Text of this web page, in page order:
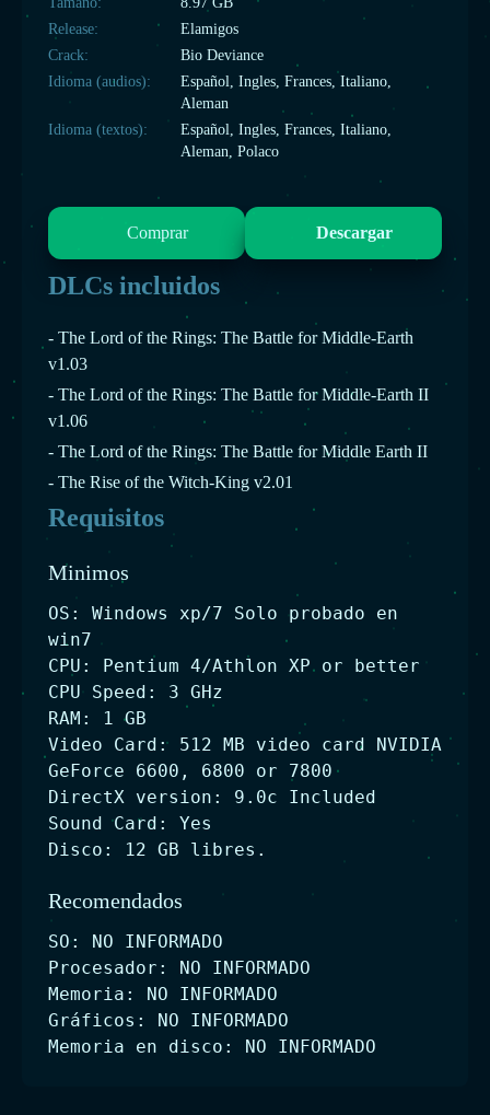
Release:
Elamigos
Crack:
Bio Deviance
Idioma (audios):
Español, Ingles, Frances, Italiano,
Aleman
Idioma (textos):
Español, Ingles, Frances, Italiano,
Aleman, Polaco
Comprar Descargar
DLCs incluidos
- The Lord of the Rings: The Battle for Middle-Earth
v1.03
- The Lord of the Rings: The Battle for Middle-Earth II
v1.06
- The Lord of the Rings: The Battle for Middle Earth II
- The Rise of the Witch-King v2.01
Requisitos
Minimos
OS: Windows xp/7 Solo probado en
win7
CPU: Pentium 4/Athlon XP or better
CPU Speed: 3 GHz
RAM: 1 GB
Video Card: 512 MB video card NVIDIA
GeForce 6600, 6800 or 7800
DirectX version: 9.0c Included
Sound Card: Yes
Disco: 12 GB libres.
Recomendados
SO: NO INFORMADO
Procesador: NO INFORMADO
Memoria: NO INFORMADO
Gráficos: NO INFORMADO
Memoria en disco: NO INFORMADO